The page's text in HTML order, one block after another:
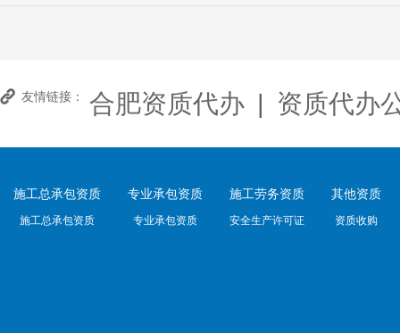
友情链接： 合肥资质代办 | 资质代办
施工总承包资质
施工总承包资质
专业承包资质
专业承包资质
施工劳务资质
安全生产许可证
其他资质
资质收购